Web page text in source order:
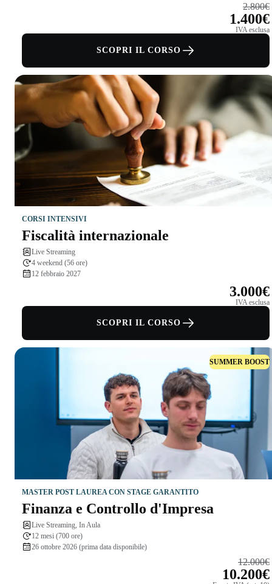
2.800€
1.400€
IVA esclusa
SCOPRI IL CORSO
CORSI INTENSIVI
Fiscalità internazionale
Live Streaming
4 weekend (56 ore)
12 febbraio 2027
3.000€
IVA esclusa
SCOPRI IL CORSO
SUMMER BOOST
MASTER POST LAUREA CON STAGE GARANTITO
Finanza e Controllo d'Impresa
Live Streaming, In Aula
12 mesi (700 ore)
26 ottobre 2026 (prima data disponibile)
12.000€
10.200€